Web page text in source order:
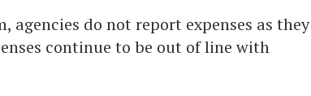
agencies do not report expenses as they
continue to be out of line with